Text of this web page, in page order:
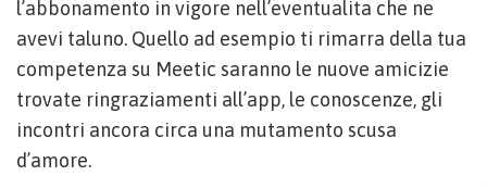
l’abbonamento in vigore nell’eventualita che ne
avevi taluno. Quello ad esempio ti rimarra della tua
competenza su Meetic saranno le nuove amicizie
trovate ringraziamenti all’app, le conoscenze, gli
incontri ancora circa una mutamento scusa
d’amore.